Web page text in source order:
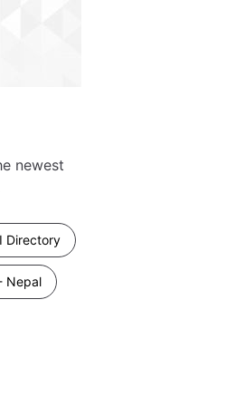
newest
Directory
Nepal